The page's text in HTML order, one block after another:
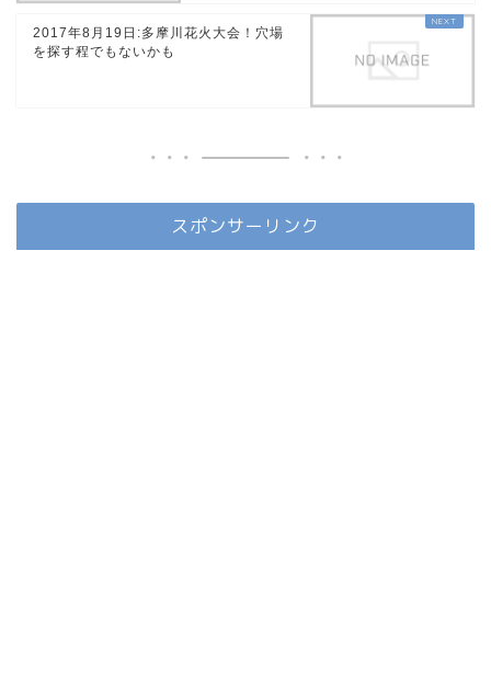
2017年8月19日:多摩川花火大会！穴場
を探す程でもないかも
スポンサーリンク